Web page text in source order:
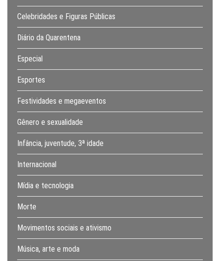
Celebridades e Figuras Públicas
Diário da Quarentena
Especial
Esportes
Festividades e megaeventos
Gênero e sexualidade
Infância, juventude, 3ª idade
Internacional
Mídia e tecnologia
Morte
Movimentos sociais e ativismo
Música, arte e moda